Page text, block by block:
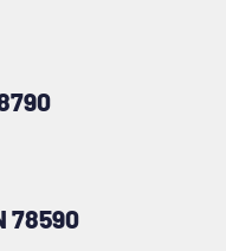
78590